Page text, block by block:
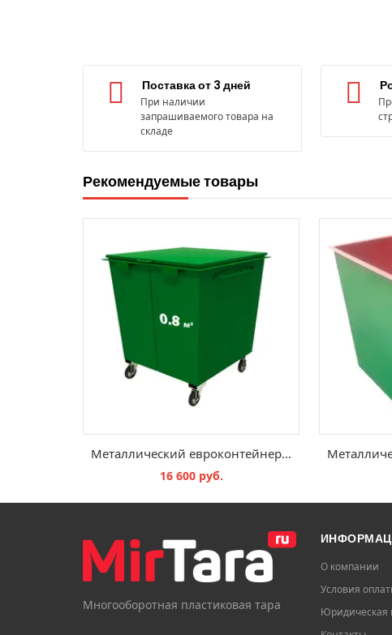
Поставка от 3 дней
При наличии
запрашиваемого товара на
складе
Рекомендуемые товары
Металлический евроконтейнер 0,8 куб. м для ТБО
16 600 руб.
Многооборотная пластиковая тара
О компании
Условия